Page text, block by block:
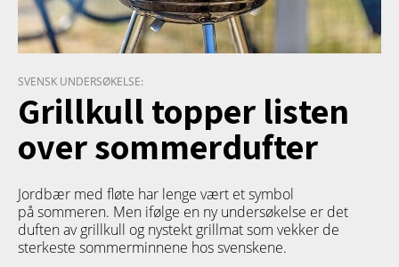
SVENSK UNDERSØKELSE:
Grillkull topper listen
over sommerdufter
Jordbær med fløte har lenge vært et symbol
på sommeren. Men ifølge en ny undersøkelse er det
duften av grillkull og nystekt grillmat som vekker de
sterkeste sommerminnene hos svenskene.